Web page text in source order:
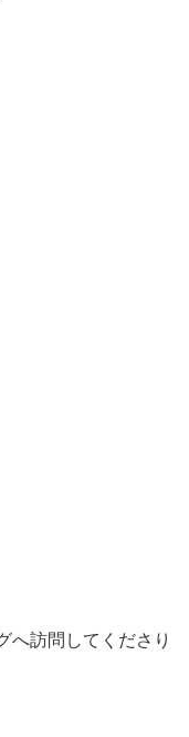
へ訪問してくださり